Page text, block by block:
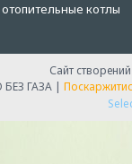
котлы
Сайт
ТЕПЛО БЕЗ ГАЗА |